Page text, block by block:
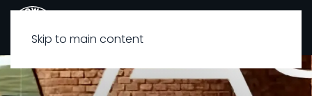
Skip to main content